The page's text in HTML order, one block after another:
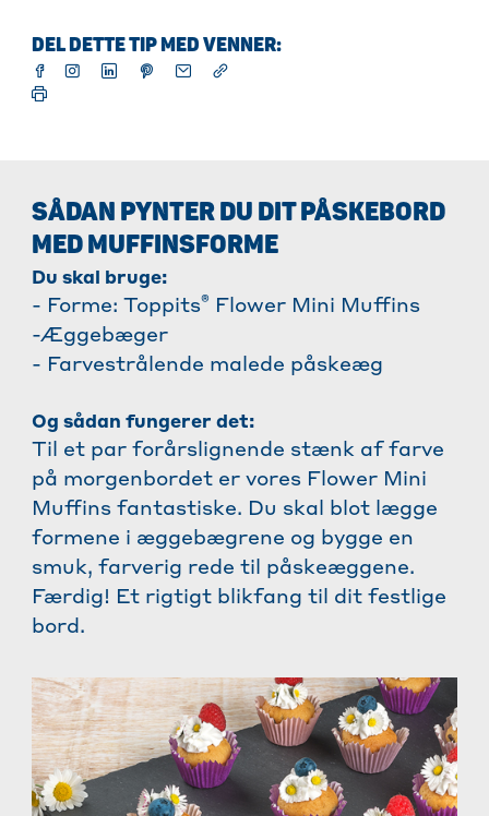
DEL DETTE TIP MED VENNER:
SÅDAN PYNTER DU DIT PÅSKEBORD
MED MUFFINSFORME
Du skal bruge:
- Forme: Toppits®
Flower Mini Muffins
-Æggebæger
- Farvestrålende malede påskeæg
Og sådan fungerer det:
Til et par forårslignende stænk af farve
på morgenbordet er vores Flower Mini
Muffins fantastiske. Du skal blot lægge
formene i æggebægrene og bygge en
smuk, farverig rede til påskeæggene.
Færdig! Et rigtigt blikfang til dit festlige
bord.